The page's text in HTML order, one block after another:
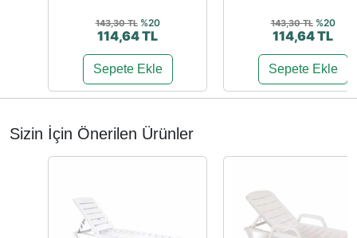
143,30 TL %20
114,64 TL
Sepete Ekle
143,30 TL %20
114,64 TL
Sepete Ekle
Sizin İçin Önerilen Ürünler